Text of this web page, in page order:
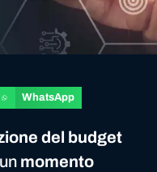
WhatsApp
del budget
momento